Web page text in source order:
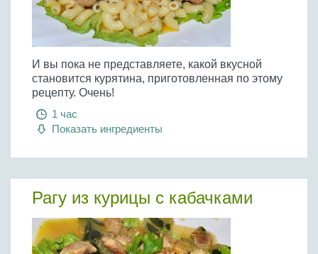
И вы пока не представляете, какой вкусной
становится курятина, приготовленная по этому
рецепту. Очень!
1 час
Показать ингредиенты
Рагу из курицы с кабачками